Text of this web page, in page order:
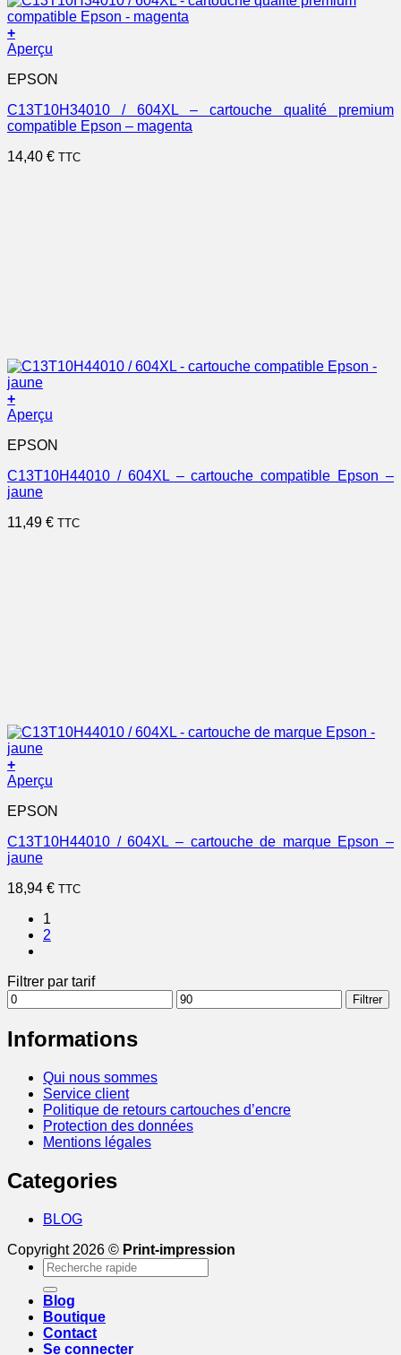
+
Aperçu
EPSON
C13T10H34010 / 604XL – cartouche qualité premium
compatible Epson – magenta
14,40 € TTC
+
Aperçu
EPSON
C13T10H44010 / 604XL – cartouche compatible Epson –
jaune
11,49 € TTC
+
Aperçu
EPSON
C13T10H44010 / 604XL – cartouche de marque Epson –
jaune
18,94 € TTC
1
2
Filtrer par tarif
Prix
min
Prix
max
Filtrer
Informations
Qui nous sommes
Service client
Politique de retours cartouches d’encre
Protection des données
Mentions légales
Categories
BLOG
Copyright 2026 © Print-impression
Recherche
pour :
Blog
Boutique
Contact
Se connecter